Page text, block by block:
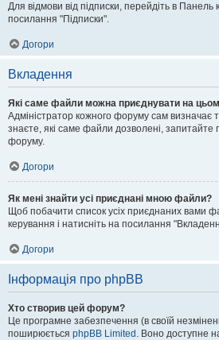
Для відмови від підписки, перейдіть в Панель
посилання "Підписки".
Догори
Вкладення
Які саме файли можна приєднувати на
Адміністратор кожного форуму сам визначає
знаєте, які саме файли дозволені, запитайте
форуму.
Догори
Як мені знайти усі приєднані мною файли?
Щоб побачити список усіх приєднаних вами
керування і натисніть на посилання
Догори
Інформація про phpBB
Хто створив цей форум?
Це програмне забезпечення (в своїй
поширюється phpBB Limited . Воно доступне